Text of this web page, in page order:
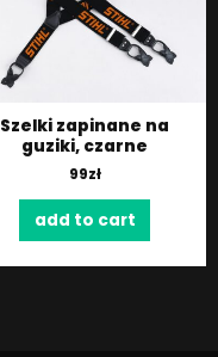
Szelki zapinane na
guziki, czarne
99zł
add to cart